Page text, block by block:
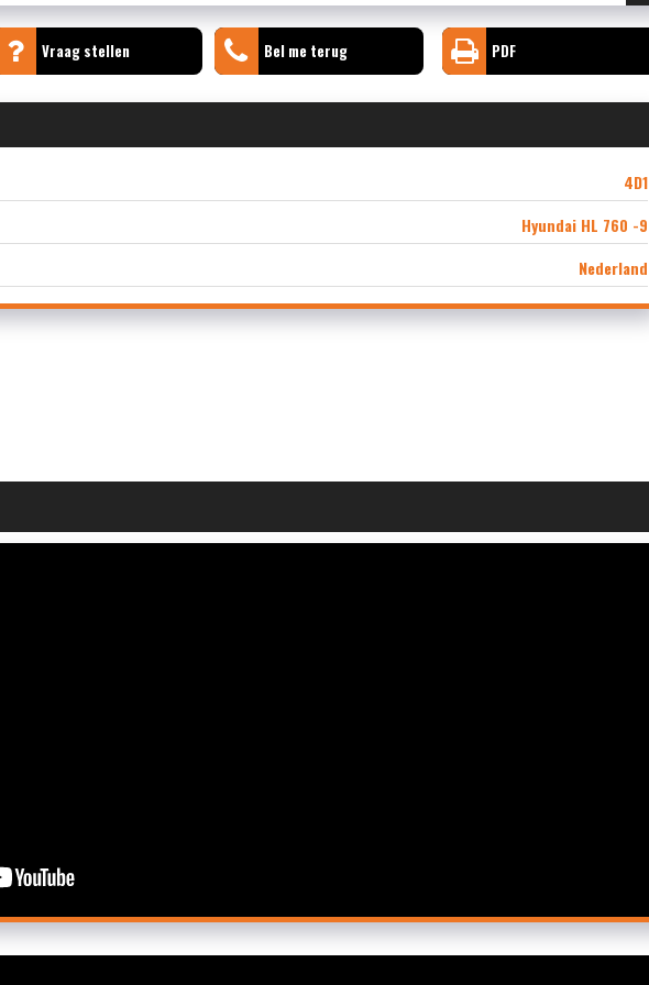
Vraag stellen Bel me terug PDF
4D1
Hyundai HL 760 -9
Nederland